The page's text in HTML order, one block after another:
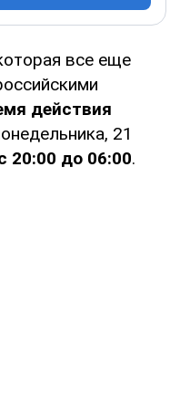
все еще
действия
21
20:00 до 06:00.